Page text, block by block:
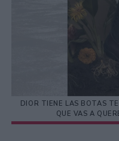
DIOR TIENE LAS BOTAS
QUE VAS A